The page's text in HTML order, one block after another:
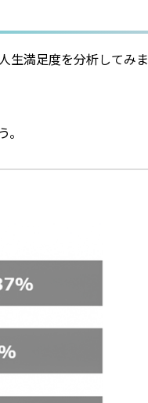
生満足度を分析してみま